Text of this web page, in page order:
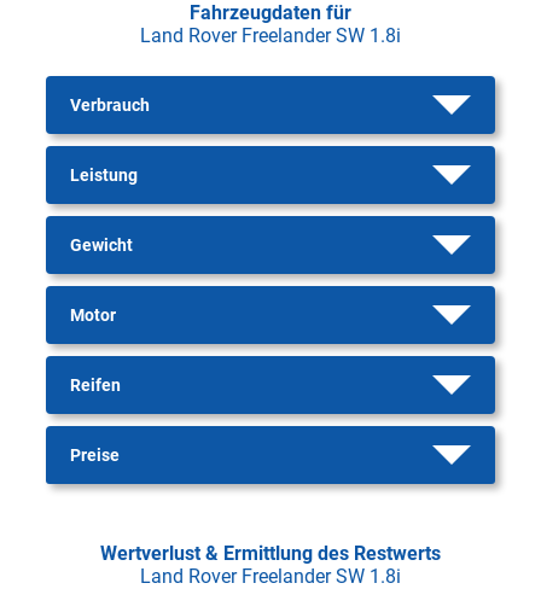
Fahrzeugdaten für
Land Rover Freelander SW 1.8i
Verbrauch
Leistung
Gewicht
Motor
Reifen
Preise
Wertverlust & Ermittlung des Restwerts
Land Rover Freelander SW 1.8i